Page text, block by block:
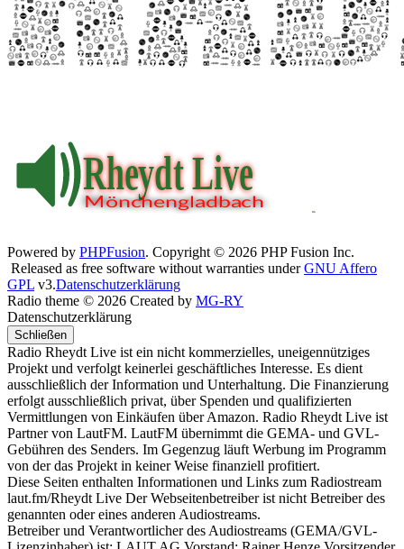
Powered by PHPFusion. Copyright © 2026 PHP Fusion Inc.
Released as free software without warranties underGNU Affero
GPL v3.Datenschutzerklärung
Radio theme © 2026 Created by MG-RY
Datenschutzerklärung
Schließen
Radio Rheydt Live ist ein nicht kommerzielles, uneigennütziges
Projekt und verfolgt keinerlei geschäftliches Interesse. Es dient
ausschließlich der Information und Unterhaltung. Die Finanzierung
erfolgt ausschließlich privat, über Spenden und qualifizierten
Vermittlungen von Einkäufen über Amazon. Radio Rheydt Live ist
Partner von LautFM. LautFM übernimmt die GEMA- und GVL-
Gebühren des Senders. Im Gegenzug läuft Werbung im Programm
von der das Projekt in keiner Weise finanziell profitiert.
Diese Seiten enthalten Informationen und Links zum Radiostream
laut.fm/Rheydt Live Der Webseitenbetreiber ist nicht Betreiber des
genannten oder eines anderen Audiostreams.
Betreiber und Verantwortlicher des Audiostreams (GEMA/GVL-